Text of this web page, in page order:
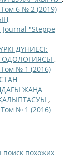
6 № 2 (2019)
Journal "Steppe
ДҮНИЕСІ:
,
№ 1 (2016)
ЖАҢА
,
№ 1 (2016)
похожих